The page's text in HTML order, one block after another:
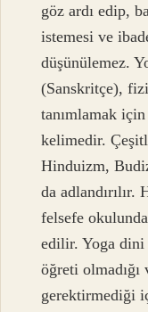
göz ardı edip,
istemesi ve
düşünülemez.
(Sanskritçe),
tanımlamak
kelimedir.
Hinduizm,
da adlandırılır.
felsefe
edilir. Yoga
öğreti olmadığı
gerektirmediği